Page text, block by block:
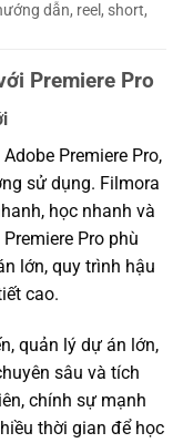
dẫn, reel, short,
Premiere Pro
Premiere Pro,
sử dụng. Filmora
học nhanh và
Pro phù
lớn, quy trình hậu
cao.
quản lý dự án lớn,
sâu và tích
chính sự mạnh
thời gian để học